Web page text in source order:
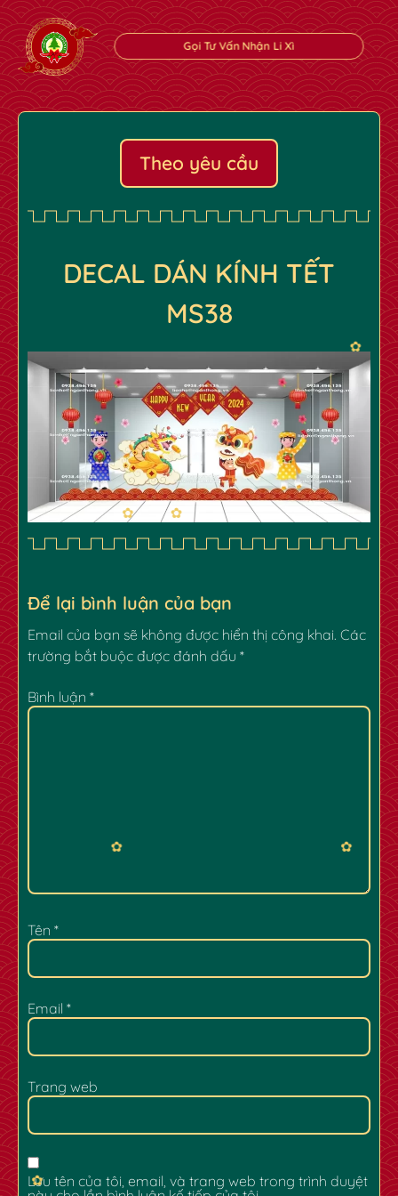
Gọi Tư Vấn Nhận Li Xì
Theo yêu cầu
DECAL DÁN KÍNH TẾT
MS38
Để lại bình luận của bạn
Email của bạn sẽ không được hiển thị công khai. Các
trường bắt buộc được đánh dấu *
Bình luận *
Tên *
Email *
Trang web
Lưu tên của tôi, email, và trang web trong trình duyệt
✿
✿
✿